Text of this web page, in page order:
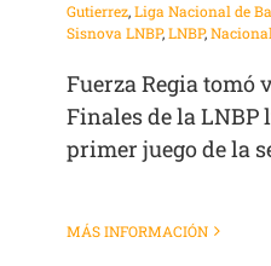
Gutierrez,Liga Nacional de
Sisnova LNBP,LNBP,Nacional
Fuerza Regia tomó
Finales de la LNBP
primer juego de la
MÁS INFORMACIÓN